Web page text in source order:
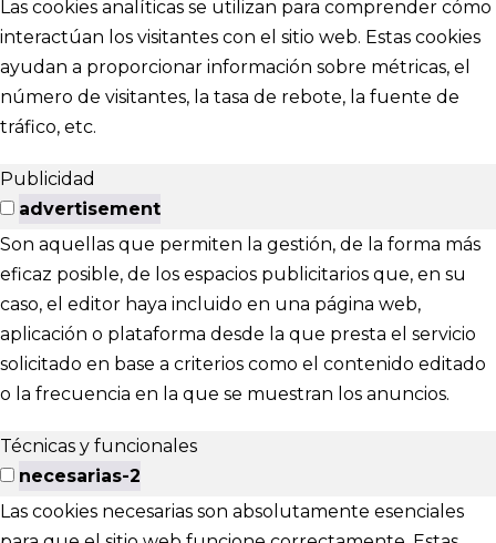
Las cookies analíticas se utilizan para comprender cómo
interactúan los visitantes con el sitio web. Estas cookies
ayudan a proporcionar información sobre métricas, el
número de visitantes, la tasa de rebote, la fuente de
tráfico, etc.
Publicidad
advertisement
Son aquellas que permiten la gestión, de la forma más
eficaz posible, de los espacios publicitarios que, en su
caso, el editor haya incluido en una página web,
aplicación o plataforma desde la que presta el servicio
solicitado en base a criterios como el contenido editado
o la frecuencia en la que se muestran los anuncios.
Técnicas y funcionales
necesarias-2
Las cookies necesarias son absolutamente esenciales